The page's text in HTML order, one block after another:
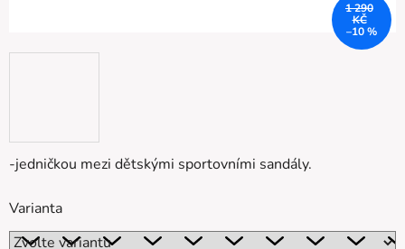
-jedničkou mezi dětskými sportovními sandály.
Varianta
1 290
KČ
–10 %